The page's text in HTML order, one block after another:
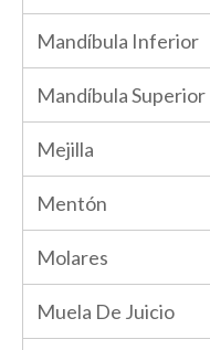
Mandíbula Inferior
Mandíbula Superior
Mejilla
Mentón
Molares
Muela De Juicio